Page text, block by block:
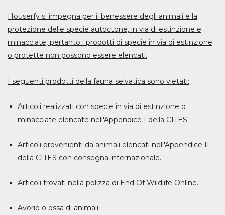
Houserfy si impegna per il benessere degli animali e la
protezione delle specie autoctone, in via di estinzione e
minacciate, pertanto i prodotti di specie in via di estinzione
o protette non possono essere elencati.
I seguenti prodotti della fauna selvatica sono vietati:
Articoli realizzati con specie in via di estinzione o
minacciate elencate nell'Appendice I della CITES.
Articoli provenienti da animali elencati nell'Appendice II
della CITES con consegna internazionale.
Articoli trovati nella polizza di End Of Wildlife Online.
Avorio o ossa di animali.